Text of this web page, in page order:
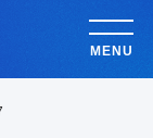
MENU